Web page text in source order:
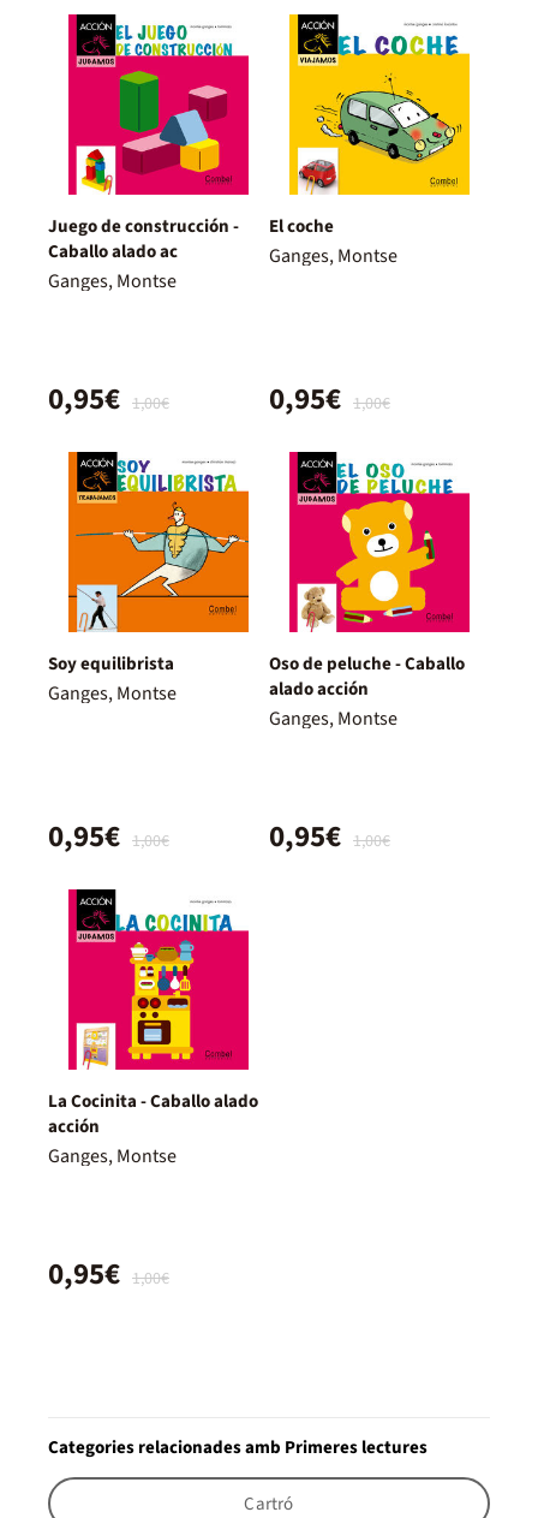
Juego de construcción -
Caballo alado ac
Ganges, Montse
1,00€
0,95€
El coche
Ganges, Montse
1,00€
0,95€
Soy equilibrista
Ganges, Montse
1,00€
0,95€
Oso de peluche - Caballo
alado acción
Ganges, Montse
1,00€
0,95€
La Cocinita - Caballo alado
acción
Ganges, Montse
1,00€
0,95€
Categories relacionades amb Primeres lectures
Cartró